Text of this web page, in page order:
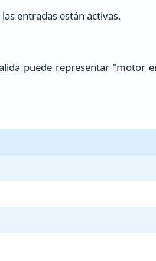
entradas están activas.
puede representar "motor